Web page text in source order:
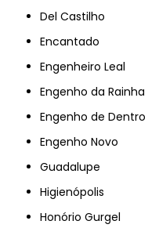
Del Castilho
Encantado
Engenheiro Leal
Engenho da Rainha
Engenho de Dentro
Engenho Novo
Guadalupe
Higienópolis
Honório Gurgel